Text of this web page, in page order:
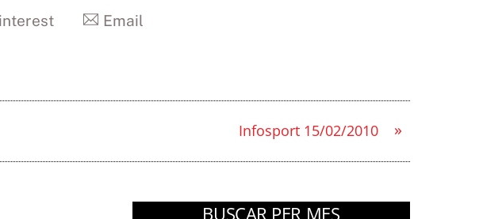
Email
»
Infosport 15/02/2010